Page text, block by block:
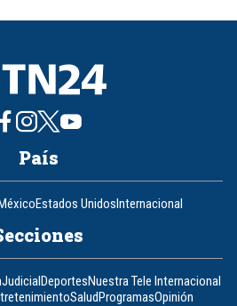
País
Estados UnidosInternacional
JudicialDeportesNuestra Tele Internacional
SaludProgramasOpinión